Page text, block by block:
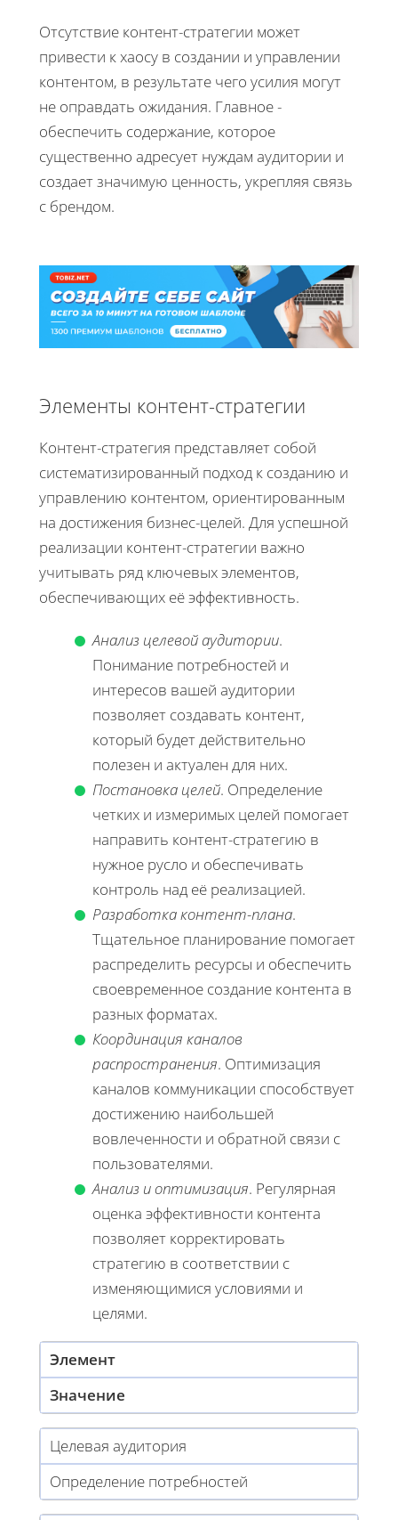
Отсутствие контент-стратегии может
привести к хаосу в создании и управлении
контентом, в результате чего усилия могут
не оправдать ожидания. Главное -
обеспечить содержание, которое
существенно адресует нуждам аудитории и
создает значимую ценность, укрепляя связь
с брендом.
Элементы контент-стратегии
Контент-стратегия представляет собой
систематизированный подход к созданию и
управлению контентом, ориентированным
на достижения бизнес-целей. Для успешной
реализации контент-стратегии важно
учитывать ряд ключевых элементов,
обеспечивающих её эффективность.
Анализ целевой аудитории.
Понимание потребностей и
интересов вашей аудитории
позволяет создавать контент,
который будет действительно
полезен и актуален для них.
Постановка целей. Определение
четких и измеримых целей помогает
направить контент-стратегию в
нужное русло и обеспечивать
контроль над её реализацией.
Разработка контент-плана.
Тщательное планирование помогает
распределить ресурсы и обеспечить
своевременное создание контента в
разных форматах.
Координация каналов
распространения. Оптимизация
каналов коммуникации способствует
достижению наибольшей
вовлеченности и обратной связи с
пользователями.
Анализ и оптимизация. Регулярная
оценка эффективности контента
позволяет корректировать
стратегию в соответствии с
изменяющимися условиями и
целями.
Элемент
Значение
Целевая аудитория
Определение потребностей